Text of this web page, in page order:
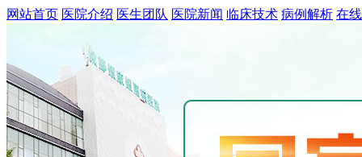
网站首页 医院介绍 医生团队 医院新闻 临床技术 病例解析 在